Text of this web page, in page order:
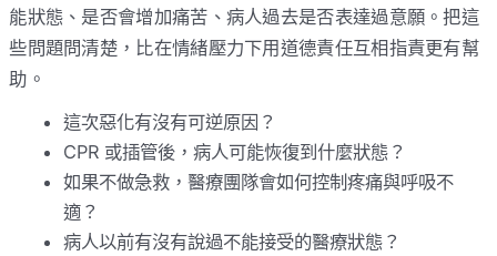
能狀態、是否會增加痛苦、病人過去是否表達過意願。把這
些問題問清楚，比在情緒壓力下用道德責任互相指責更有幫
助。
這次惡化有沒有可逆原因？
CPR 或插管後，病人可能恢復到什麼狀態？
如果不做急救，醫療團隊會如何控制疼痛與呼吸不
適？
病人以前有沒有說過不能接受的醫療狀態？